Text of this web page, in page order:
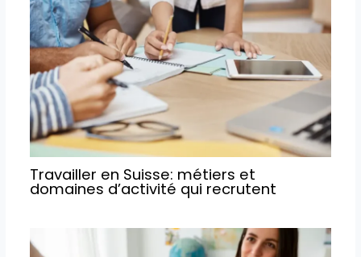
Travailler en Suisse: métiers et
domaines d’activité qui recrutent